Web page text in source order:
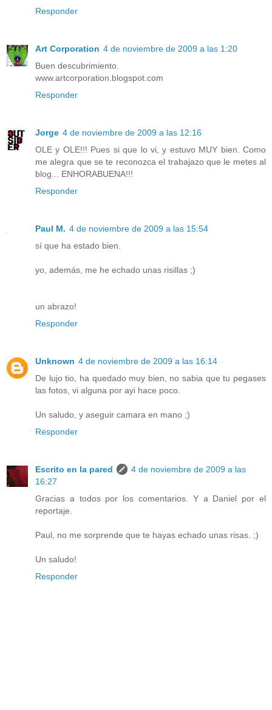
Responder
Art Corporation 4 de noviembre de 2009 a las 1:20
Buen descubrimiento.
www.artcorporation.blogspot.com
Responder
Jorge 4 de noviembre de 2009 a las 12:16
OLE y OLE!!! Pues si que lo vi, y estuvo MUY bien. Como
me alegra que se te reconozca el trabajazo que le metes al
blog... ENHORABUENA!!!
Responder
Paul M. 4 de noviembre de 2009 a las 15:54
sí que ha estado bien.
yo, además, me he echado unas risillas ;)
un abrazo!
Responder
Unknown 4 de noviembre de 2009 a las 16:14
De lujo tio, ha quedado muy bien, no sabia que tu pegases
las fotos, vi alguna por ayi hace poco.
Un saludo, y aseguir camara en mano ;)
Responder
Escrito en la pared
4 de noviembre de 2009 a las
16:27
Gracias a todos por los comentarios. Y a Daniel por el
reportaje.
Paul, no me sorprende que te hayas echado unas risas. ;)
Un saludo!
Responder